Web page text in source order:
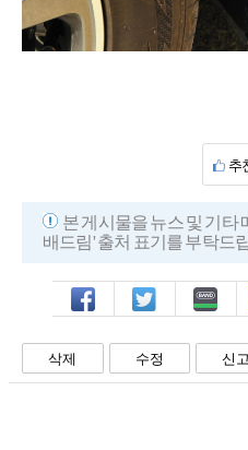
추
본 게시물을 뉴스 및 기타
배드림' 출처 표기를 부탁드
페북 트윗 밴드
삭제 수정 신고